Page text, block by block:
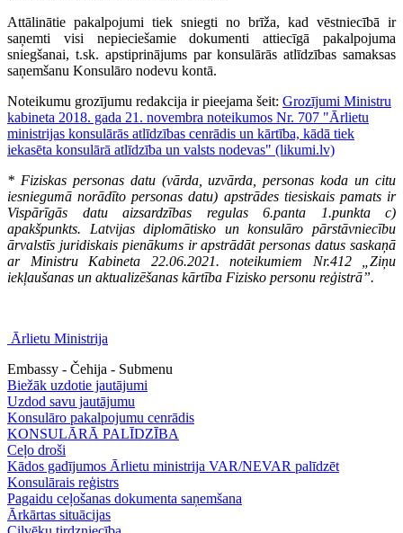
Attālinātie pakalpojumi tiek sniegti no brīža, kad vēstniecībā ir
saņemti visi nepieciešamie dokumenti attiecīgā pakalpojuma
sniegšanai, t.sk. apstiprinājums par konsulārās atlīdzības samaksas
saņemšanu Konsulāro nodevu kontā.
Noteikumu grozījumu redakcija ir pieejama šeit: Grozījumi Ministru
kabineta 2018. gada 21. novembra noteikumos Nr. 707 "Ārlietu
ministrijas konsulārās atlīdzības cenrādis un kārtība, kādā tiek
iekasēta konsulārā atlīdzība un valsts nodevas" (likumi.lv)
* Fiziskas personas datu (vārda, uzvārda, personas koda un citu
iesniegumā norādīto personas datu) apstrādes tiesiskais pamats ir
Vispārīgās datu aizsardzības regulas 6.panta 1.punkta c)
apakšpunkts. Latvijas diplomātisko un konsulāro pārstāvniecību
ārvalstīs juridiskais pienākums ir apstrādāt personas datus saskaņā
ar Ministru Kabineta 22.06.2021. noteikumiem Nr.412 „Ziņu
iekļaušanas un aktualizēšanas kārtība Fizisko personu reģistrā”.
Ārlietu Ministrija
Embassy - Čehija - Submenu
Biežāk uzdotie jautājumi
Uzdod savu jautājumu
Konsulāro pakalpojumu cenrādis
KONSULĀRĀ PALĪDZĪBA
Ceļo droši
Kādos gadījumos Ārlietu ministrija VAR/NEVAR palīdzēt
Konsulārais reģistrs
Pagaidu ceļošanas dokumenta saņemšana
Ārkārtas situācijas